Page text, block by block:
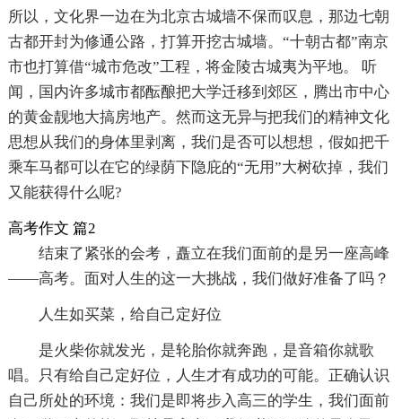
所以，文化界一边在为北京古城墙不保而叹息，那边七朝
古都开封为修通公路，打算开挖古城墙。“十朝古都”南京
市也打算借“城市危改”工程，将金陵古城夷为平地。 听
闻，国内许多城市都酝酿把大学迁移到郊区，腾出市中心
的黄金靓地大搞房地产。然而这无异与把我们的精神文化
思想从我们的身体里剥离，我们是否可以想想，假如把千
乘车马都可以在它的绿荫下隐庇的“无用”大树砍掉，我们
又能获得什么呢?
高考作文 篇2
结束了紧张的会考，矗立在我们面前的是另一座高峰
——高考。面对人生的这一大挑战，我们做好准备了吗？
人生如买菜，给自己定好位
是火柴你就发光，是轮胎你就奔跑，是音箱你就歌
唱。只有给自己定好位，人生才有成功的可能。正确认识
自己所处的环境：我们是即将步入高三的学生，我们面前